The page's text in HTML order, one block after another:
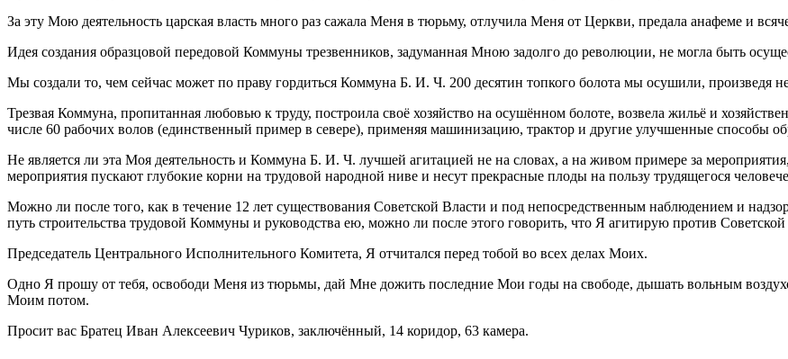
За эту Мою деятельность царская власть много раз сажала Меня в тюрьму, отлучила Меня от Церкви, предала анафеме и
Идея создания образцовой передовой Коммуны трезвенников, задуманная Мною задолго до революции, не могла быть
Мы создали то, чем сейчас может по праву гордиться Коммуна Б. И. Ч. 200 десятин топкого болота мы осушили, произведя
Трезвая Коммуна, пропитанная любовью к труду, построила своё хозяйство на осушённом болоте, возвела жильё и
числе 60 рабочих волов (единственный пример в севере), применяя машинизацию, трактор и другие улучшенные способы
Не является ли эта Моя деятельность и Коммуна Б. И. Ч. лучшей агитацией не на словах, а на живом примере за
мероприятия пускают глубокие корни на трудовой народной ниве и несут прекрасные плоды на пользу трудящегося
Можно ли после того, как в течение 12 лет существования Советской Власти и под непосредственным наблюдением и
путь строительства трудовой Коммуны и руководства ею, можно ли после этого говорить, что Я агитирую против
Председатель Центрального Исполнительного Комитета, Я отчитался перед тобой во всех делах Моих.
Одно Я прошу от тебя, освободи Меня из тюрьмы, дай Мне дожить последние Мои годы на свободе, дышать вольным
Моим потом.
Просит вас Братец Иван Алексеевич Чуриков, заключённый, 14 коридор, 63 камера.